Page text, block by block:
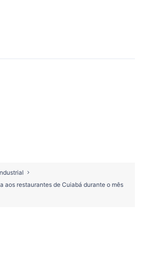
aos restaurantes de Cuiabá durante o mês